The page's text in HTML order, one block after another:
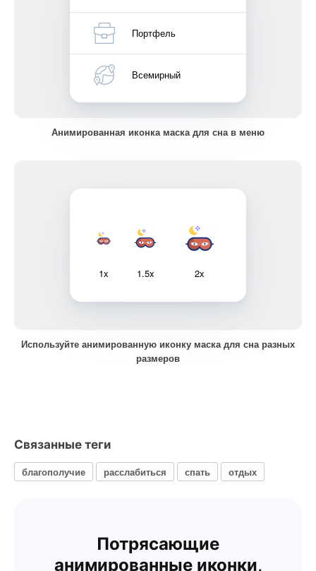
Портфель
Всемирный
Анимированная иконка маска для сна в меню
1x 1.5x 2x
Используйте анимированную иконку маска для сна разных
размеров
Связанные теги
благополучие расслабиться спать отдых
Потрясающие
анимированные иконки,